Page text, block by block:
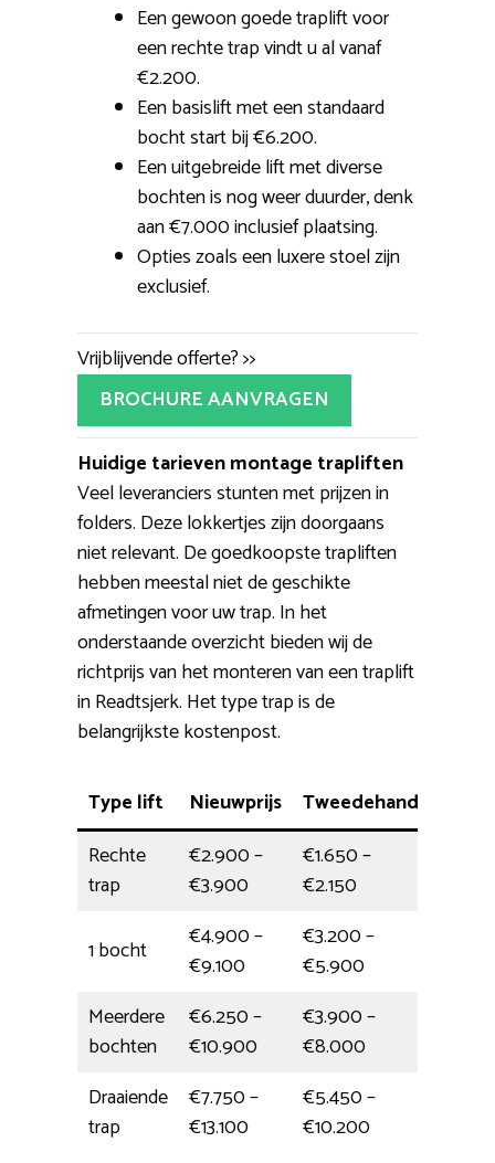
Een gewoon goede traplift voor
een rechte trap vindt u al vanaf
€2.200.
Een basislift met een standaard
bocht start bij €6.200.
Een uitgebreide lift met diverse
bochten is nog weer duurder, denk
aan €7.000 inclusief plaatsing.
Opties zoals een luxere stoel zijn
exclusief.
Vrijblijvende offerte? >>
BROCHURE AANVRAGEN
Huidige tarieven montage trapliften
Veel leveranciers stunten met prijzen in
folders. Deze lokkertjes zijn doorgaans
niet relevant. De goedkoopste trapliften
hebben meestal niet de geschikte
afmetingen voor uw trap. In het
onderstaande overzicht bieden wij de
richtprijs van het monteren van een traplift
in Readtsjerk. Het type trap is de
belangrijkste kostenpost.
Type lift Nieuwprijs Tweedehands
Rechte
trap
€2.900 –
€3.900
€1.650 –
€2.150
1 bocht
€4.900 –
€9.100
€3.200 –
€5.900
Meerdere
bochten
€6.250 –
€10.900
€3.900 –
€8.000
Draaiende
trap
€7.750 –
€13.100
€5.450 –
€10.200